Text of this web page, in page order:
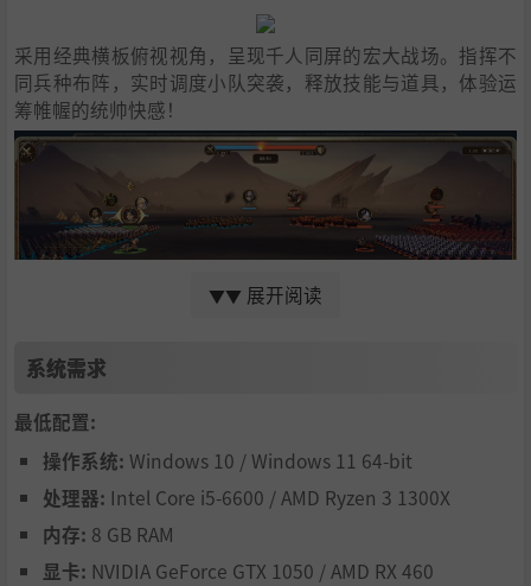
采用经典横板俯视视角，呈现千人同屏的宏大战场。指挥不
同兵种布阵，实时调度小队突袭，释放技能与道具，体验运
筹帷幄的统帅快感！
超过五十位个性鲜明的角色可以结识，建立羁绊关系，让他
们成为你的左膀右臂。八种职业自由加点，搭配海量装备打
造专属战斗风格。每个角色都能成为你的得力战将！
▼▼ 展开阅读
系统需求
最低配置:
操作系统: Windows 10 / Windows 11 64-bit
处理器: Intel Core i5-6600 / AMD Ryzen 3 1300X
内存: 8 GB RAM
显卡: NVIDIA GeForce GTX 1050 / AMD RX 460